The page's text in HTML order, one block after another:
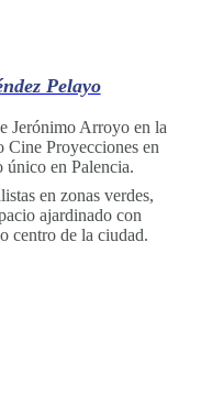
Pelayo
Jerónimo Arroyo en la
Cine Proyecciones en
en Palencia.
en zonas verdes,
ajardinado con
centro de la ciudad.